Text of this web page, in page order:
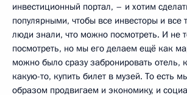
инвестиционный портал, – и хотим
популярными, чтобы все инвесторы и все
люди знали, что можно посмотреть. И не
посмотреть, но мы его делаем ещё как
можно было сразу забронировать отель,
какую-то, купить билет в музей. То есть
образом продвигаем и экономику, и